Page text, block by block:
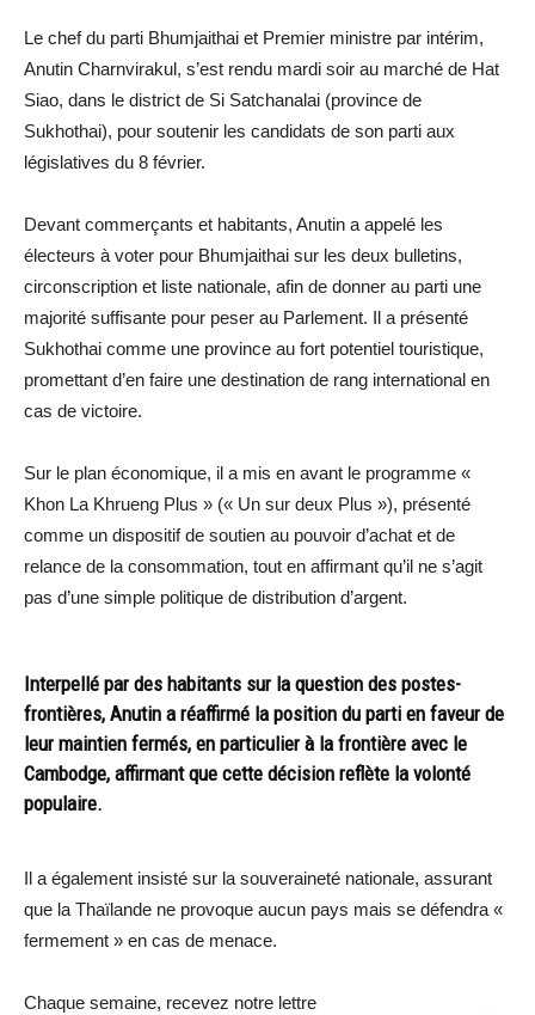
Le chef du parti Bhumjaithai et Premier ministre par intérim,
Anutin Charnvirakul, s’est rendu mardi soir au marché de Hat
Siao, dans le district de Si Satchanalai (province de
Sukhothai), pour soutenir les candidats de son parti aux
législatives du 8 février.
Devant commerçants et habitants, Anutin a appelé les
électeurs à voter pour Bhumjaithai sur les deux bulletins,
circonscription et liste nationale, afin de donner au parti une
majorité suffisante pour peser au Parlement. Il a présenté
Sukhothai comme une province au fort potentiel touristique,
promettant d’en faire une destination de rang international en
cas de victoire.
Sur le plan économique, il a mis en avant le programme «
Khon La Khrueng Plus » (« Un sur deux Plus »), présenté
comme un dispositif de soutien au pouvoir d’achat et de
relance de la consommation, tout en affirmant qu’il ne s’agit
pas d’une simple politique de distribution d’argent.
Interpellé par des habitants sur la question des postes-
frontières, Anutin a réaffirmé la position du parti en faveur de
leur maintien fermés, en particulier à la frontière avec le
Cambodge, affirmant que cette décision reflète la volonté
populaire.
Il a également insisté sur la souveraineté nationale, assurant
que la Thaïlande ne provoque aucun pays mais se défendra «
fermement » en cas de menace.
Chaque semaine, recevez notre lettre